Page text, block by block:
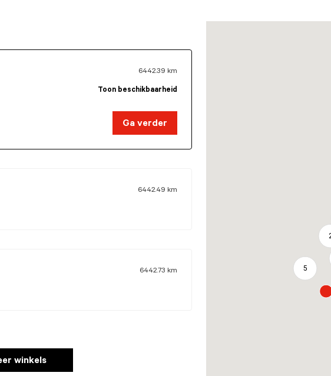
6442.39 km
Toon beschikbaarheid
Ga verder
6442.49 km
6442.73 km
winkels
5